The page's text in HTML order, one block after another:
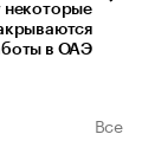
некоторые
в ОАЭ
Все